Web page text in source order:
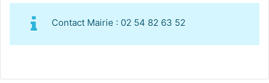
Contact Mairie : 02 54 82 63 52